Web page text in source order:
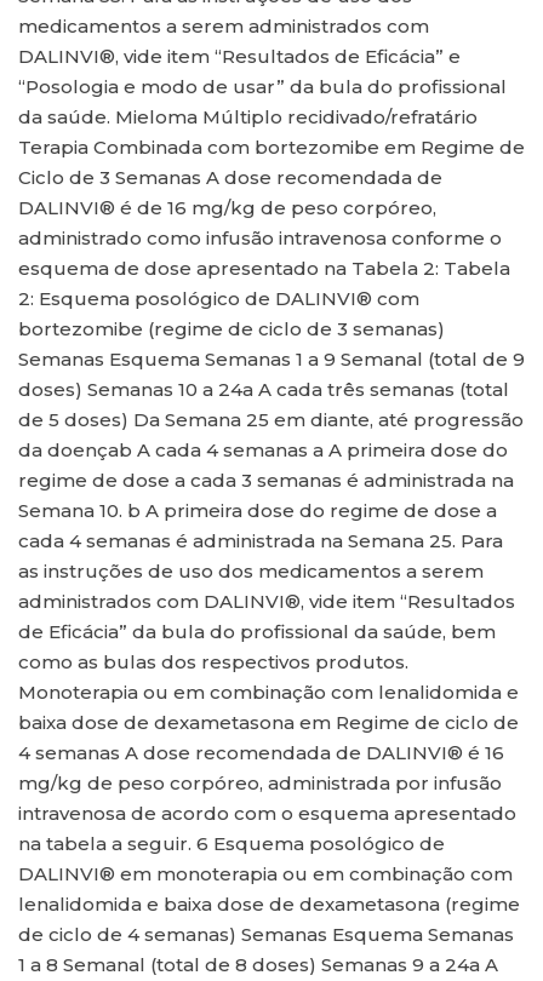
medicamentos a serem administrados com
DALINVI®, vide item “Resultados de Eficácia” e
“Posologia e modo de usar” da bula do profissional
da saúde. Mieloma Múltiplo recidivado/refratário
Terapia Combinada com bortezomibe em Regime de
Ciclo de 3 Semanas A dose recomendada de
DALINVI® é de 16 mg/kg de peso corpóreo,
administrado como infusão intravenosa conforme o
esquema de dose apresentado na Tabela 2: Tabela
2: Esquema posológico de DALINVI® com
bortezomibe (regime de ciclo de 3 semanas)
Semanas Esquema Semanas 1 a 9 Semanal (total de 9
doses) Semanas 10 a 24a A cada três semanas (total
de 5 doses) Da Semana 25 em diante, até progressão
da doençab A cada 4 semanas a A primeira dose do
regime de dose a cada 3 semanas é administrada na
Semana 10. b A primeira dose do regime de dose a
cada 4 semanas é administrada na Semana 25. Para
as instruções de uso dos medicamentos a serem
administrados com DALINVI®, vide item “Resultados
de Eficácia” da bula do profissional da saúde, bem
como as bulas dos respectivos produtos.
Monoterapia ou em combinação com lenalidomida e
baixa dose de dexametasona em Regime de ciclo de
4 semanas A dose recomendada de DALINVI® é 16
mg/kg de peso corpóreo, administrada por infusão
intravenosa de acordo com o esquema apresentado
na tabela a seguir. 6 Esquema posológico de
DALINVI® em monoterapia ou em combinação com
lenalidomida e baixa dose de dexametasona (regime
de ciclo de 4 semanas) Semanas Esquema Semanas
1 a 8 Semanal (total de 8 doses) Semanas 9 a 24a A